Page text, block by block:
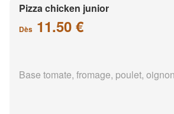
Pizza chicken junior
Dès 11.50 €
Base tomate, fromage, poulet,